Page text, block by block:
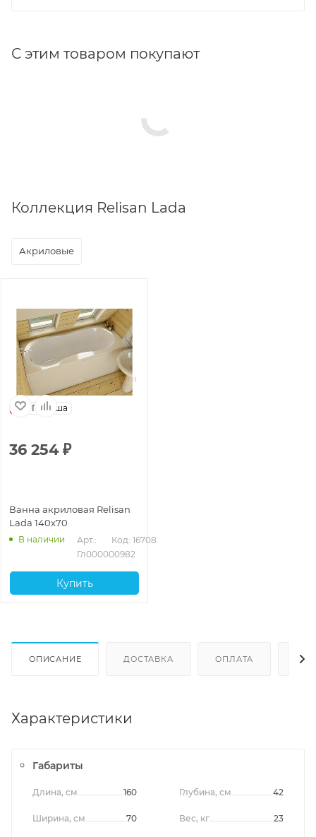
С этим товаром покупают
Коллекция Relisan Lada
Акриловые
Польша
36 254₽
Ванна акриловая Relisan
Lada 140x70
В наличии
Арт.:
Гл000000982
Код: 16708
Купить
ОПИСАНИЕ ДОСТАВКА ОПЛАТА
Характеристики
Габариты
Длина, см 160
Ширина, см 70
Глубина, см 42
Вес, кг 23